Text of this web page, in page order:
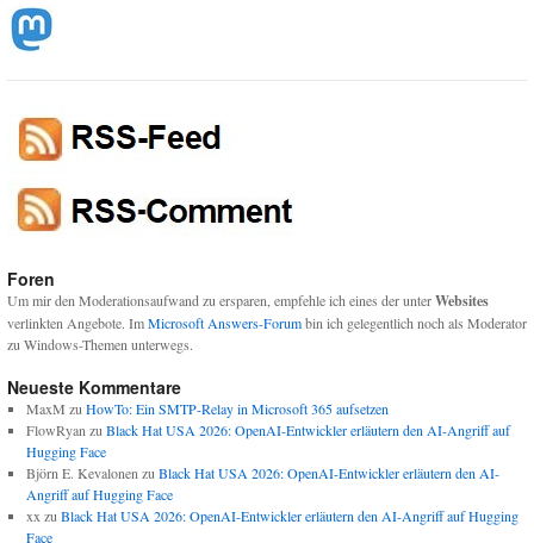
Foren
Um mir den Moderationsaufwand zu ersparen, empfehle ich eines der unterWebsites
verlinkten Angebote. ImMicrosoft Answers-Forumbin ich gelegentlich noch als Moderator
zu Windows-Themen unterwegs.
Neueste Kommentare
MaxM zu HowTo: Ein SMTP-Relay in Microsoft 365 aufsetzen
FlowRyan zu Black Hat USA 2026: OpenAI-Entwickler erläutern den AI-Angriff auf
Hugging Face
Björn E. Kevalonen zu Black Hat USA 2026: OpenAI-Entwickler erläutern den AI-
Angriff auf Hugging Face
xx zu Black Hat USA 2026: OpenAI-Entwickler erläutern den AI-Angriff auf Hugging
Face